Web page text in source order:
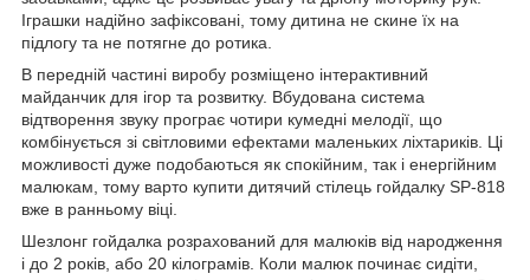
Іграшки надійно зафіксовані, тому дитина не скине їх на
підлогу та не потягне до ротика.
В передній частині виробу розміщено інтерактивний
майданчик для ігор та розвитку. Вбудована система
відтворення звуку програє чотири кумедні мелодії, що
комбінується зі світловими ефектами маленьких ліхтариків. Ці
можливості дуже подобаються як спокійним, так і енергійним
малюкам, тому варто купити дитячий стілець гойдалку SP-818
вже в ранньому віці.
Шезлонг гойдалка розрахований для малюків від народження
і до 2 років, або 20 кілограмів. Коли малюк починає сидіти,